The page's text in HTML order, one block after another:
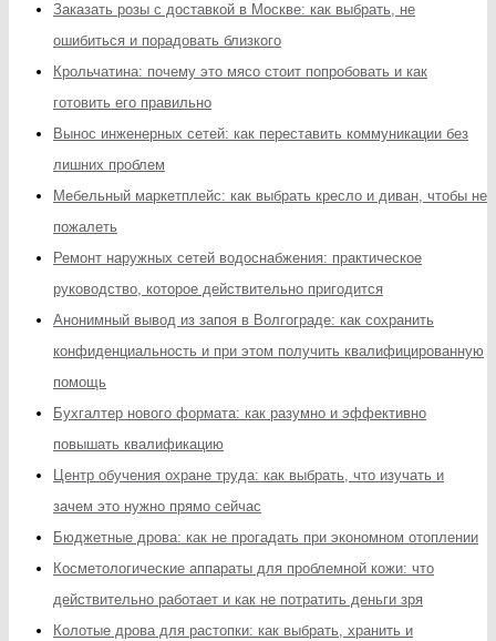
Заказать розы с доставкой в Москве: как выбрать, не
ошибиться и порадовать близкого
Крольчатина: почему это мясо стоит попробовать и как
готовить его правильно
Вынос инженерных сетей: как переставить коммуникации без
лишних проблем
Мебельный маркетплейс: как выбрать кресло и диван, чтобы не
пожалеть
Ремонт наружных сетей водоснабжения: практическое
руководство, которое действительно пригодится
Анонимный вывод из запоя в Волгограде: как сохранить
конфиденциальность и при этом получить квалифицированную
помощь
Бухгалтер нового формата: как разумно и эффективно
повышать квалификацию
Центр обучения охране труда: как выбрать, что изучать и
зачем это нужно прямо сейчас
Бюджетные дрова: как не прогадать при экономном отоплении
Косметологические аппараты для проблемной кожи: что
действительно работает и как не потратить деньги зря
Колотые дрова для растопки: как выбрать, хранить и